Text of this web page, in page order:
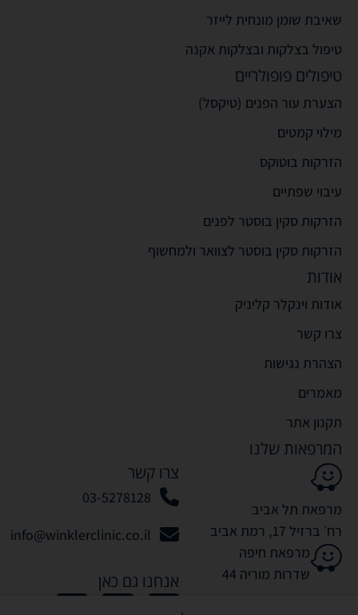
שאיבת שומן מונחית לייזר
טיפול בצלקות ובצלקות אקנה
טיפולים פופולריים
הצערת עור הפנים (טיקסל)
מילוי קמטים
הזרקות בוטוקס
עיבוי שפתיים
הזרקות סקין בוסטר לפנים
הזרקות סקין בוסטר לצוואר ולמחשוף
אודות
אודות וינקלר קליניק
צרו קשר
הצהרת נגישות
מאמרים
תקנון אתר
המרפאות שלנו
מרפאת תל אביב
רח׳ ברזיל 17, רמת אביב
מרפאת חיפה
שדרות מוריה 44
צרו קשר
03-5278128
info@winklerclinic.co.il
אנחנו גם כאן